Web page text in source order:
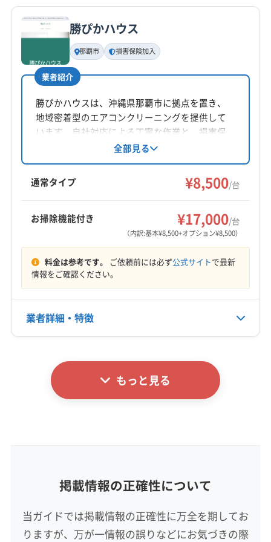
公式HP
公式サイトを見る
基本情報
代表者名
所在地
沖縄県浦添市伊祖1-11-11
対応地域
浦添市 沖縄市
糸満市
那覇市 南城市 名護市
中頭郡嘉手納町
中頭郡西原町
中頭郡読谷村
島尻郡八重瀬町
平日10:00〜19:00 土日祝9:00〜19:00
定休日
電話番号
公式サイトを見る
勝ぴかハウス
那覇市 損害保険加入
業者紹介
勝ぴかハウスは、沖縄県那覇市に拠点を置き、
地域密着型のエアコンクリーニングを提供して
います。自社対応による丁寧な作業と、損害保
険加入済みの安心感が魅力。防カビ・抗菌コー
ティングや土日祝日対応など、利用者のニーズ
に合わせたサービスを提供しています。営業時
間外の相談も可能です。
全部見る
通常タイプ ¥8,500/台
お掃除機能付き ¥17,000/台
（内訳:基本¥8,500+オプション¥8,500）
料金は参考です。 ご依頼前には必ず公式サイトで最新
情報をご確認ください。
業者詳細・特徴
基本情報
代表者名
豊見城市 浦添市 沖縄市 宜野湾市 糸満市
那覇市
島尻郡南風原町
島尻郡八重瀬町 島尻郡与那原町
もっと見る
掲載情報の正確性について
当ガイドでは掲載情報の正確性に万全を期してお
りますが、万が一情報の誤りなどにお気づきの際